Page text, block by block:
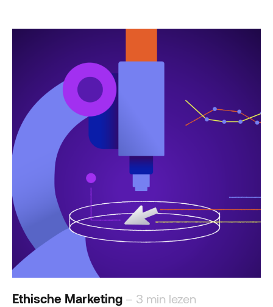
Ethische Marketing – 3 min lezen